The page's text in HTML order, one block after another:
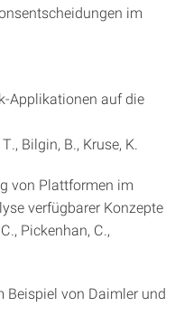
im
Applikationen auf die
Bilgin, B., Kruse, K.
von Plattformen im
verfügbarer Konzepte
Pickenhan, C.,
Beispiel von Daimler und